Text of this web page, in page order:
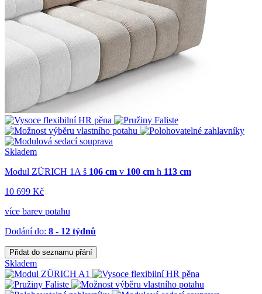
Skladem
Modul ZÜRICH 1A š 106 cm v 100 cm h 113 cm
10 699 Kč
více barev potahu
Dodání do: 8 - 12 týdnů
Přidat do seznamu přání
Skladem